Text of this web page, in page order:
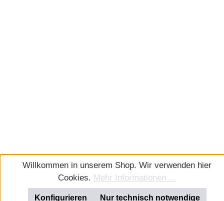
Willkommen in unserem Shop. Wir verwenden hier
Cookies. Mehr Informationen ...
Nur technisch notwendige
Konfigurieren